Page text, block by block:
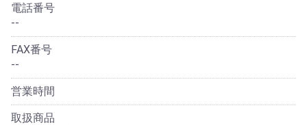
電話番号
--
FAX番号
--
営業時間
取扱商品